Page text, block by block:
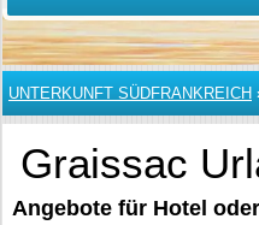
UNTERKUNFT SÜDFRANKREICH
Graissac
Angebote für Hotel